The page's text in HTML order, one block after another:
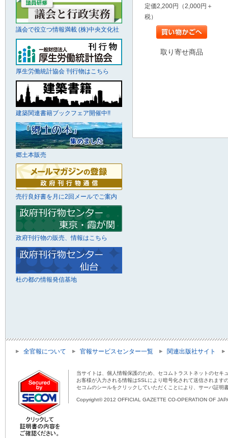
定価2,200円（2,000円＋
税）
取り寄せ商品
議会で役立つ情報満載 (株)中央文化社
厚生労働統計協会 刊行物はこちら
建築関連書籍ブックフェア開催中!!
郷土本販売
売行良好書を月に2回メールでご案内
政府刊行物の販売、情報はこちら
杜の都の情報発信基地
全官報について 官報サービスセンター一覧 関連出版社サイト
当サイトは、個人情報保護のため、セコムトラストネットのセキ
お客様が入力される情報はSSLにより暗号化されて送信されま
セコムのシールをクリックしていただくことにより、サーバ証明
Copyright© 2012 OFFICIAL GAZETTE CO-OPERATION OF